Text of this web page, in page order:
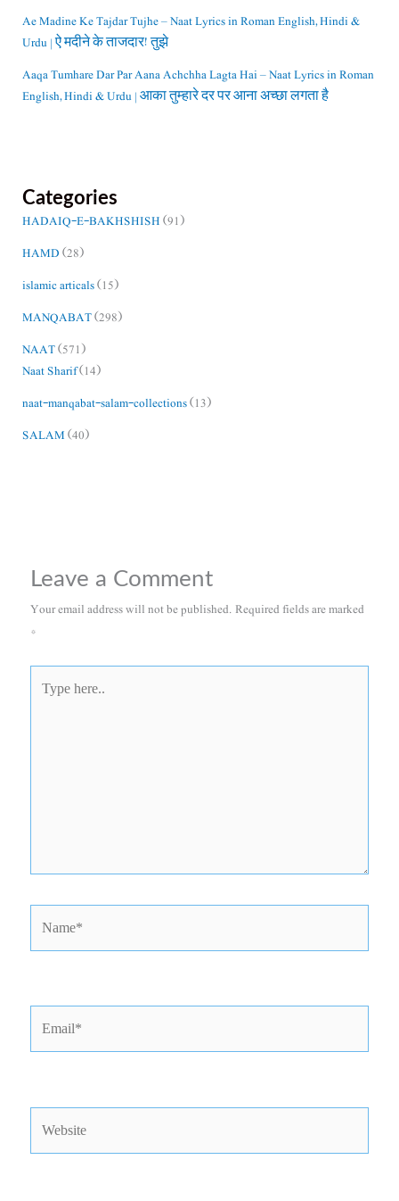
Ae Madine Ke Tajdar Tujhe – Naat Lyrics in Roman English, Hindi &
Urdu | ऐ मदीने के ताजदार! तुझे
Aaqa Tumhare Dar Par Aana Achchha Lagta Hai – Naat Lyrics in Roman
English, Hindi & Urdu | आका तुम्हारे दर पर आना अच्छा लगता है
Categories
HADAIQ-E-BAKHSHISH(91)
HAMD(28)
islamic articals(15)
MANQABAT(298)
NAAT(571)
Naat Sharif(14)
naat-manqabat-salam-collections(13)
SALAM(40)
Leave a Comment
Your email address will not be published.Required fields are marked
*
here..